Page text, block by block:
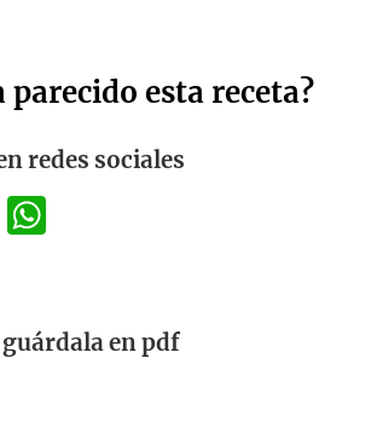
parecido esta receta?
redes sociales
WhatsApp
en pdf